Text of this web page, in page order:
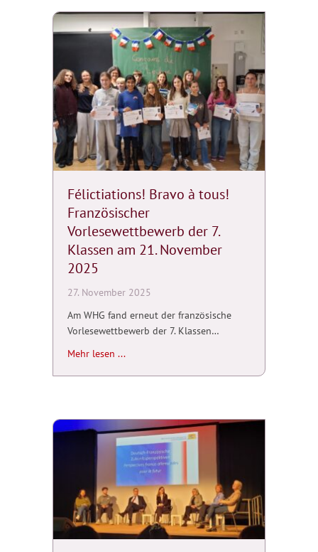
Félictiations! Bravo à tous!
Französischer
Vorlesewettbewerb der 7.
Klassen am 21. November
2025
27. November 2025
Am WHG fand erneut der französische
Vorlesewettbewerb der 7. Klassen…
Mehr lesen ...about Félictiations! Bravo à tous!